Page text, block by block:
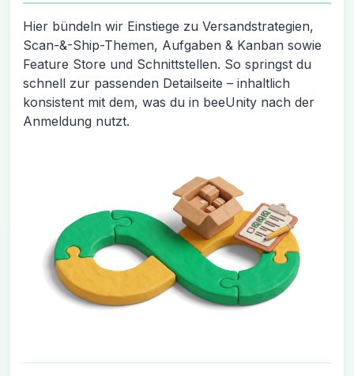
Hier bündeln wir Einstiege zu Versandstrategien,
Scan-&-Ship-Themen, Aufgaben & Kanban sowie
Feature Store und Schnittstellen. So springst du
schnell zur passenden Detailseite – inhaltlich
konsistent mit dem, was du in beeUnity nach der
Anmeldung nutzt.